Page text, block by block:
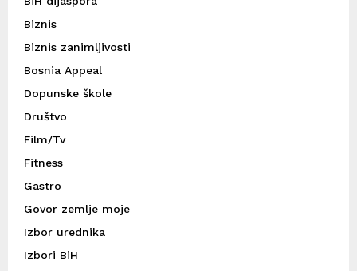
Biznis
Biznis zanimljivosti
Bosnia Appeal
Dopunske škole
Društvo
Film/Tv
Fitness
Gastro
Govor zemlje moje
Izbor urednika
Izbori BiH